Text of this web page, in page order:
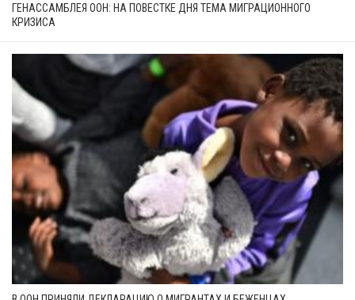
ГЕНАССАМБЛЕЯ ООН: НА ПОВЕСТКЕ ДНЯ ТЕМА МИГРАЦИОННОГО
КРИЗИСА